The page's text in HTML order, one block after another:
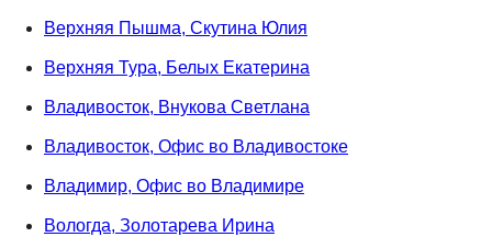
Верхняя Пышма, Скутина Юлия
Верхняя Тура, Белых Екатерина
Владивосток, Внукова Светлана
Владивосток, Офис во Владивостоке
Владимир, Офис во Владимире
Вологда, Золотарева Ирина